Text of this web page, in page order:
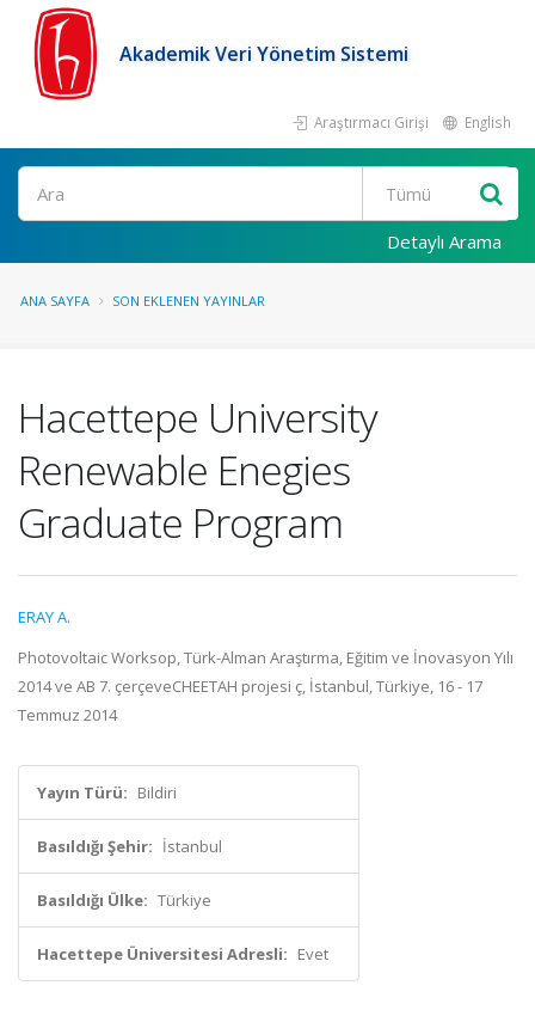
Akademik Veri Yönetim Sistemi
Araştırmacı Girişi English
Ara
Detaylı Arama
ANA SAYFA SON EKLENEN YAYINLAR
Hacettepe University
Renewable Enegies
Graduate Program
ERAY A.
Photovoltaic Worksop, Türk-Alman Araştırma, Eğitim ve İnovasyon Yılı
2014 ve AB 7. çerçeveCHEETAH projesi ç, İstanbul, Türkiye, 16 - 17
Temmuz 2014
Yayın Türü: Bildiri
Basıldığı Şehir: İstanbul
Basıldığı Ülke: Türkiye
Hacettepe Üniversitesi Adresli: Evet